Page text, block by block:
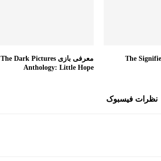
معرفی بازی The Dark Pictures
Anthology: Little Hope
نظرات فیسبوک